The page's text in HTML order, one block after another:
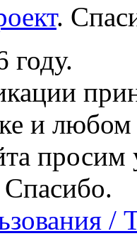
.
году.
и
просим
Спасибо.
/